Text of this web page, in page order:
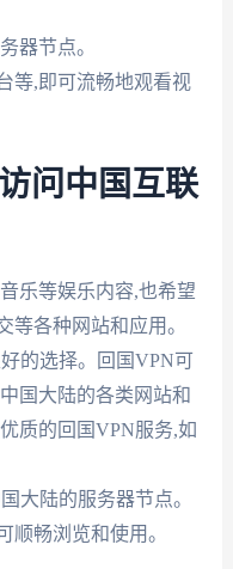
器节点。
等,即可流畅地观看视
问中国互联
乐等娱乐内容,也希望
等各种网站和应用。
的选择。回国VPN可
国大陆的各类网站和
质的回国VPN服务,如
大陆的服务器节点。
顺畅浏览和使用。